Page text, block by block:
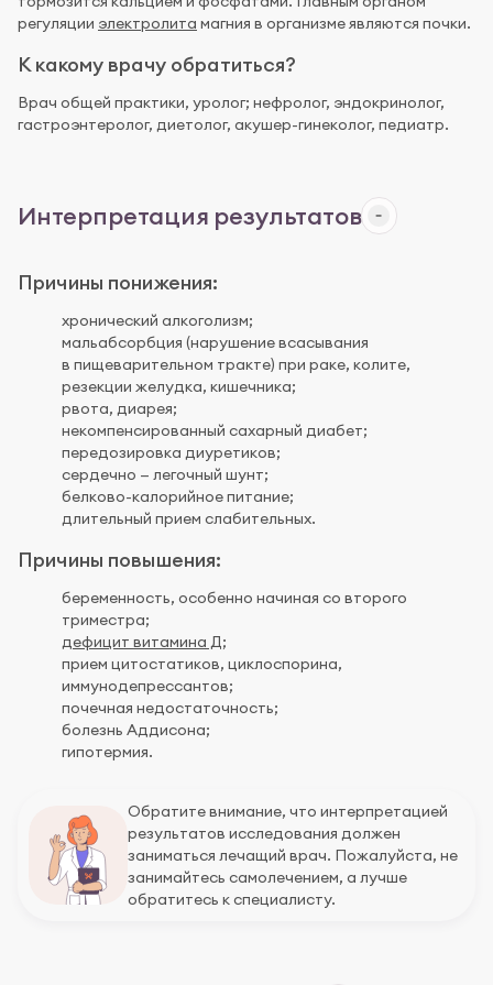
регуляции электролита магния в организме являются почки.
К какому врачу обратиться?
Врач общей практики, уролог; нефролог, эндокринолог,
гастроэнтеролог, диетолог, акушер-гинеколог, педиатр.
Интерпретация результатов
Причины понижения:
хронический алкоголизм;
мальабсорбция (нарушение всасывания
в пищеварительном тракте) при раке, колите,
резекции желудка, кишечника;
рвота, диарея;
некомпенсированный сахарный диабет;
передозировка диуретиков;
сердечно — легочный шунт;
белково-калорийное питание;
длительный прием слабительных.
Причины повышения:
беременность, особенно начиная со второго
триместра;
дефицит витамина Д;
прием цитостатиков, циклоспорина,
иммунодепрессантов;
почечная недостаточность;
болезнь Аддисона;
гипотермия.
Обратите внимание, что интерпретацией
результатов исследования должен
заниматься лечащий врач. Пожалуйста, не
занимайтесь самолечением, а лучше
обратитесь к специалисту.